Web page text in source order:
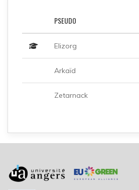
PSEUDO
Elizorg
Arkaïd
Zetarnack